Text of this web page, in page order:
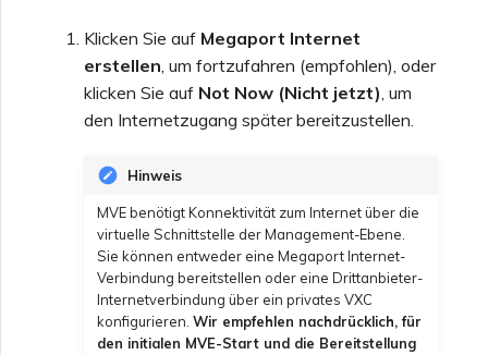
Klicken Sie auf Megaport Internet
erstellen , um fortzufahren (empfohlen), oder
klicken Sie auf Not Now (Nicht jetzt) , um
den Internetzugang später bereitzustellen.
Hinweis
MVE benötigt Konnektivität zum Internet über die
virtuelle Schnittstelle der Management-Ebene.
Sie können entweder eine Megaport Internet-
Verbindung bereitstellen oder eine Drittanbieter-
Internetverbindung über ein privates VXC
konfigurieren. Wir empfehlen nachdrücklich, für
den initialen MVE-Start und die Bereitstellung